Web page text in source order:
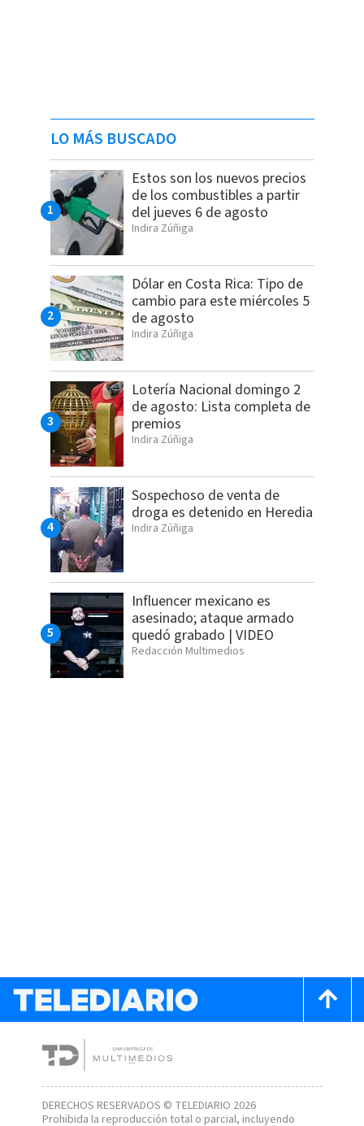
LO MÁS BUSCADO
Estos son los nuevos precios
de los combustibles a partir
del jueves 6 de agosto
Indira Zúñiga
Dólar en Costa Rica: Tipo de
cambio para este miércoles 5
de agosto
Indira Zúñiga
Lotería Nacional domingo 2
de agosto: Lista completa de
premios
Indira Zúñiga
Sospechoso de venta de
droga es detenido en Heredia
Indira Zúñiga
Influencer mexicano es
asesinado; ataque armado
quedó grabado | VIDEO
Redacción Multimedios
DERECHOS RESERVADOS © TELEDIARIO 2026
Prohibida la reproducción total o parcial, incluyendo